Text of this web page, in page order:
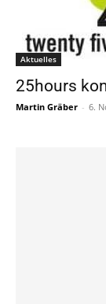
Aktuelles
25hours
Martin Gräber - 6.